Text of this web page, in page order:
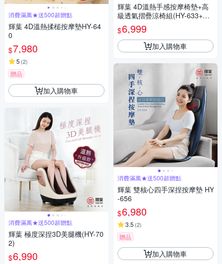
消費滿萬★送500超贈點
輝葉 4D溫熱揉槌按摩墊HY-64
0
$7,980
5 (2)
贈品
加入購物車
消費滿萬★送500超贈點
輝葉 極度深捏3D美腿機(HY-70
2)
$6,990
輝葉 4D溫熱手感按摩椅墊+高
級透氣摺疊涼椅組(HY-633+HY
-CR01)
$6,999
加入購物車
消費滿萬★送500超贈點
輝葉 雙核心四手深捏按摩墊 HY
-656
$6,980
3.5 (2)
贈品
加入購物車